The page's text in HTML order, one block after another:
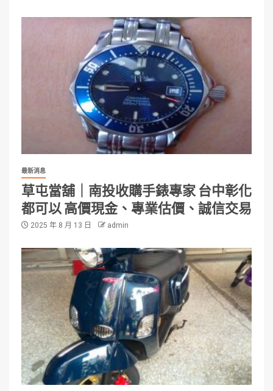
最新消息
草屯當舖｜南投收購手錶專家 台中彰化
都可以 高價現金、專業估價、誠信交易
2025 年 8 月 13 日 admin